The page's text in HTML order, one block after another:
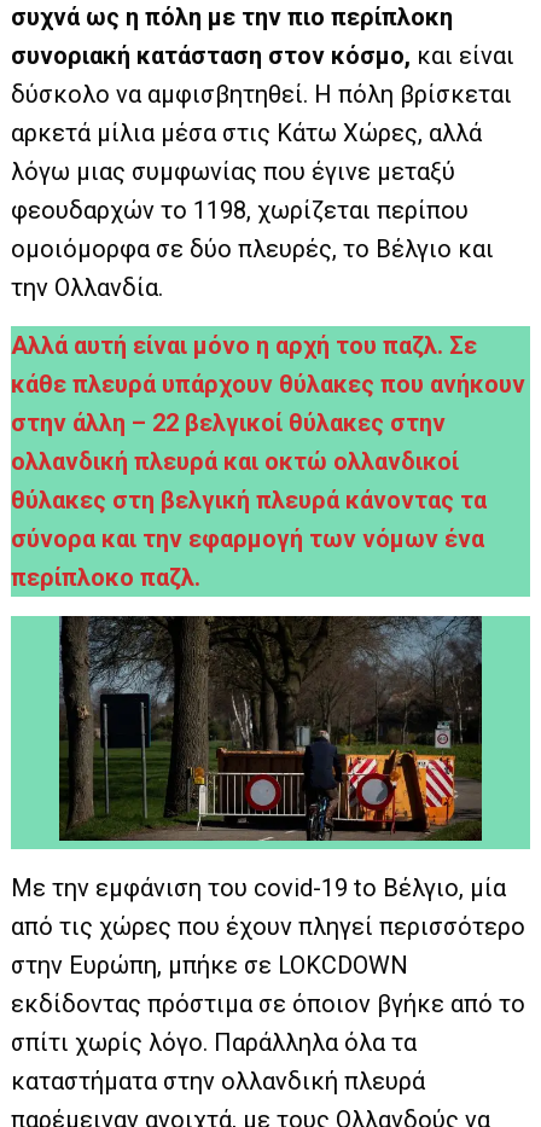
συχνά ως η πόλη με την πιο περίπλοκη
συνοριακή κατάσταση στον κόσμο, και είναι
δύσκολο να αμφισβητηθεί. Η πόλη βρίσκεται
αρκετά μίλια μέσα στις Κάτω Χώρες, αλλά
λόγω μιας συμφωνίας που έγινε μεταξύ
φεουδαρχών το 1198, χωρίζεται περίπου
ομοιόμορφα σε δύο πλευρές, το Βέλγιο και
την Ολλανδία.
Αλλά αυτή είναι μόνο η αρχή του παζλ. Σε
κάθε πλευρά υπάρχουν θύλακες που ανήκουν
στην άλλη – 22 βελγικοί θύλακες στην
ολλανδική πλευρά και οκτώ ολλανδικοί
θύλακες στη βελγική πλευρά κάνοντας τα
σύνορα και την εφαρμογή των νόμων ένα
περίπλοκο παζλ.
Με την εμφάνιση του covid-19 tο Βέλγιο, μία
από τις χώρες που έχουν πληγεί περισσότερο
στην Ευρώπη, μπήκε σε LOKCDOWN
εκδίδοντας πρόστιμα σε όποιον βγήκε από το
σπίτι χωρίς λόγο. Παράλληλα όλα τα
καταστήματα στην ολλανδική πλευρά
παρέμειναν ανοιχτά, με τους Ολλανδούς να